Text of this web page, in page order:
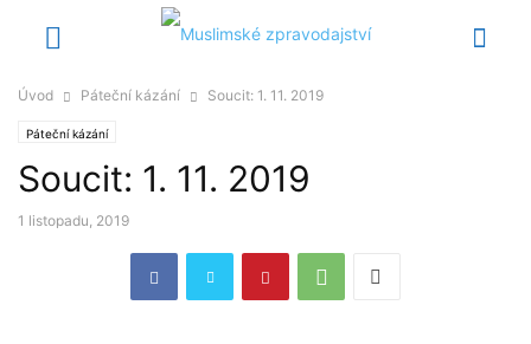
Úvod Páteční kázání Soucit: 1. 11. 2019
Páteční kázání
Soucit: 1. 11. 2019
1 listopadu, 2019